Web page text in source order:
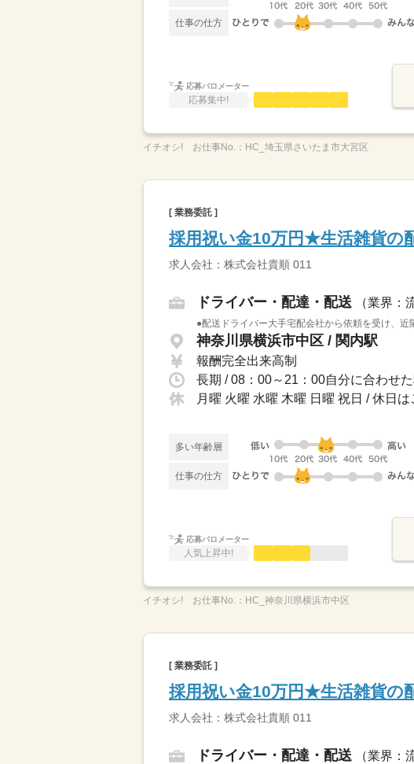
仕事の仕方
応募バロメーター
応募集中!
イチオシ! お仕事No.： HC_埼玉県さいたま市大宮区
[ 業務委託 ]
採用祝い金10万円★生活雑貨の
求人会社：株式会社貴順 011
ドライバー・配達・配送 （業界：
●配送ドライバー大手宅配会社から依頼を受け、
神奈川県横浜市中区 / 関内駅
報酬完全出来高制
長期 / 08：00～21：00自分に合わせ
月曜 火曜 水曜 木曜 日曜 祝日 / 休日
多い年齢層
仕事の仕方
応募バロメーター
人気上昇中!
イチオシ! お仕事No.： HC_神奈川県横浜市中区
[ 業務委託 ]
採用祝い金10万円★生活雑貨の
求人会社：株式会社貴順 011
ドライバー・配達・配送 （業界：